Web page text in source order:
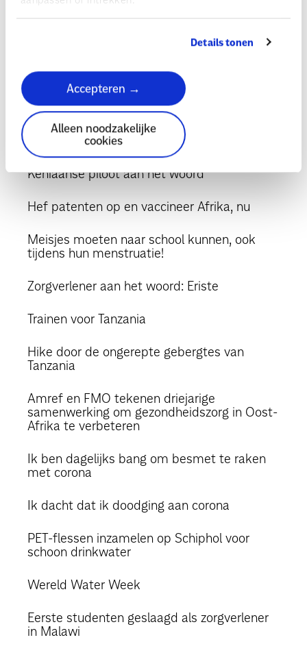
Details tonen
Accepteren →
Alleen noodzakelijke
cookies
schoon water en veilige wc's
Ons statement: vaccinatiegelijkheid
Brief informateur
Keniaanse piloot aan het woord
Hef patenten op en vaccineer Afrika, nu
Meisjes moeten naar school kunnen, ook
tijdens hun menstruatie!
Zorgverlener aan het woord: Eriste
Trainen voor Tanzania
Hike door de ongerepte gebergtes van
Tanzania
Amref en FMO tekenen driejarige
samenwerking om gezondheidszorg in Oost-
Afrika te verbeteren
Ik ben dagelijks bang om besmet te raken
met corona
Ik dacht dat ik doodging aan corona
PET-flessen inzamelen op Schiphol voor
schoon drinkwater
Wereld Water Week
Eerste studenten geslaagd als zorgverlener
in Malawi